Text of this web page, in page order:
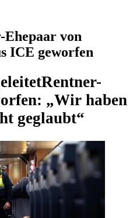
von
ICE geworfen
Rentner-
„Wir haben
geglaubt“